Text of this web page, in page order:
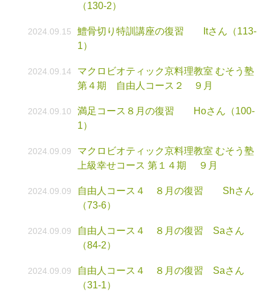
（130-2）
2024.09.15
鱧骨切り特訓講座の復習 Itさん（113-
1）
2024.09.14
マクロビオティック京料理教室 むそう塾
第４期 自由人コース２ ９月
2024.09.10
満足コース８月の復習 Hoさん（100-
1）
2024.09.09
マクロビオティック京料理教室 むそう塾
上級幸せコース 第１４期 ９月
2024.09.09
自由人コース４ ８月の復習 Shさん
（73-6）
2024.09.09
自由人コース４ ８月の復習 Saさん
（84-2）
2024.09.09
自由人コース４ ８月の復習 Saさん
（31-1）